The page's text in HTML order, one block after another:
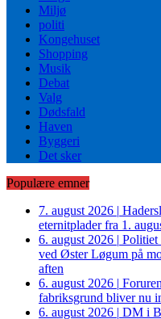
Miljø
politi
Kongehuset
Shopping
Musik
Debat
Valg
Dødsfald
Haven
Byggeri
Det sker
Populære emner
7. august 2026 |
eternitplader fra 1.
6. august 2026 | Politiet
ved Øster Løgum på
aften
6. august 2026 |
fabriksgrund bliver nu
6. august 2026 | DM i